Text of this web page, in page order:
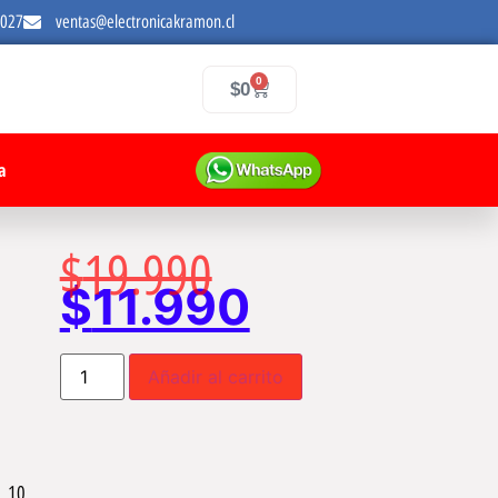
ventas@electronicakramon.cl
$0 0
$19.990
$11.990
Añadir al carrito